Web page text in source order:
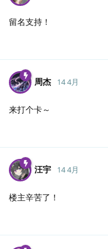
留名支持！
周杰 14 4月
来打个卡～
汪宇 14 4月
楼主辛苦了！